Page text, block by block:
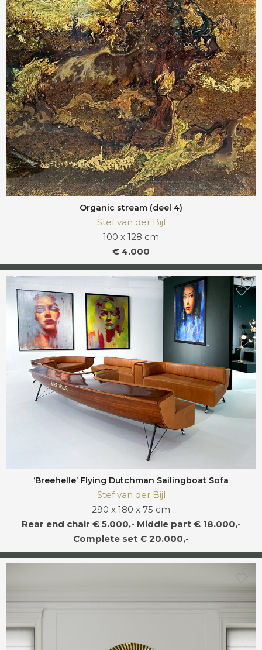
Organic stream (deel 4)
Stef van der Bijl
100 x 128 cm
€ 4.000
‘Breehelle’ Flying Dutchman Sailingboat Sofa
Stef van der Bijl
290 x 180 x 75 cm
Rear end chair € 5.000,- Middle part € 18.000,-
Complete set € 20.000,-